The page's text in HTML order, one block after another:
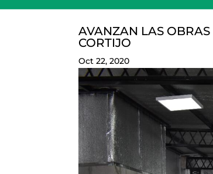
AVANZAN LAS
CORTIJO
Oct 22, 2020